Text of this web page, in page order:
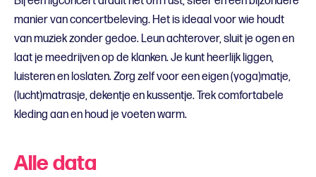
manier van concertbeleving. Het is ideaal voor wie houdt
van muziek zonder gedoe. Leun achterover, sluit je ogen en
laat je meedrijven op de klanken. Je kunt heerlijk liggen,
luisteren en loslaten. Zorg zelf voor een eigen (yoga)matje,
(lucht)matrasje, dekentje en kussentje. Trek comfortabele
kleding aan en houd je voeten warm.
Alle data